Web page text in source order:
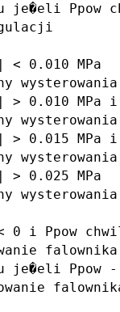
je�eli Ppow
0.010 MPa
MPa i
MPa i
0.025 MPa
i Ppow
falownika
je�eli Ppow -
falownika